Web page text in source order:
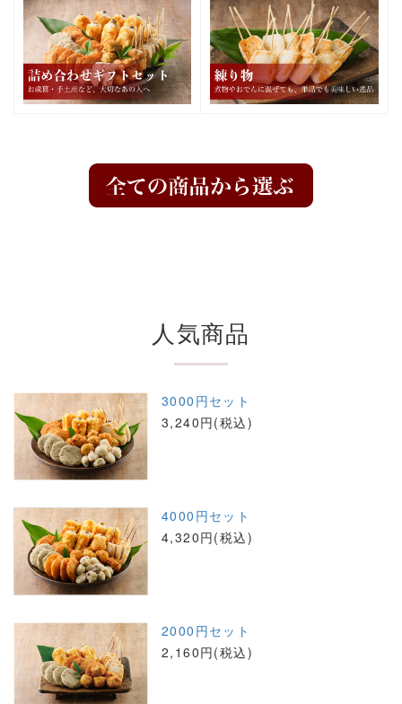
人気商品
3000円セット
3,240円(税込)
4000円セット
4,320円(税込)
2000円セット
2,160円(税込)